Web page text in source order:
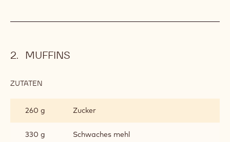
MUFFINS
ZUTATEN
260 g
Zucker
330 g Schwaches mehl